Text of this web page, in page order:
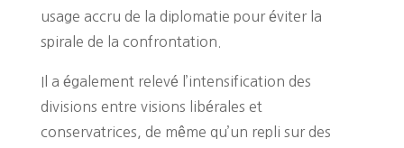
usage accru de la diplomatie pour éviter la
spirale de la confrontation.
Il a également relevé l’intensification des
divisions entre visions libérales et
conservatrices, de même qu’un repli sur des